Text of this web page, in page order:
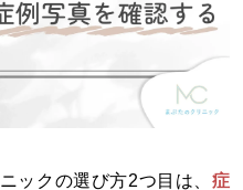
ックの選び方2つ目は、 症